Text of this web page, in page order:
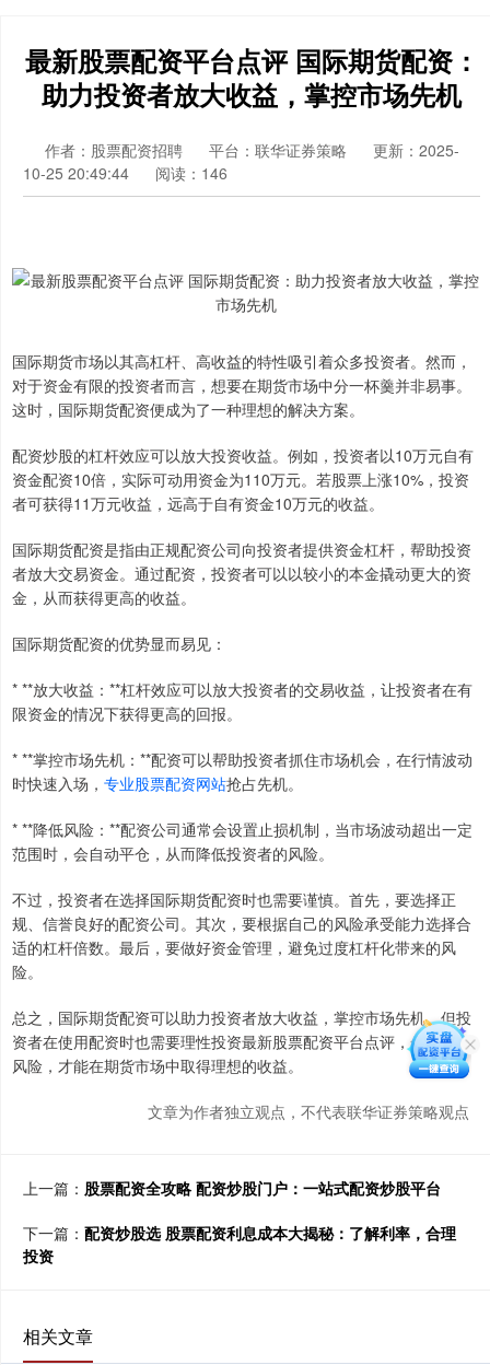
最新股票配资平台点评 国际期货配资：
助力投资者放大收益，掌控市场先机
作者：股票配资招聘 平台：联华证券策略
更新：2025-
10-25 20:49:44
阅读：146
国际期货市场以其高杠杆、高收益的特性吸引着众多投资者。然而，
对于资金有限的投资者而言，想要在期货市场中分一杯羹并非易事。
这时，国际期货配资便成为了一种理想的解决方案。
配资炒股的杠杆效应可以放大投资收益。例如，投资者以10万元自有
资金配资10倍，实际可动用资金为110万元。若股票上涨10%，投资
者可获得11万元收益，远高于自有资金10万元的收益。
国际期货配资是指由正规配资公司向投资者提供资金杠杆，帮助投资
者放大交易资金。通过配资，投资者可以以较小的本金撬动更大的资
金，从而获得更高的收益。
国际期货配资的优势显而易见：
* **放大收益：**杠杆效应可以放大投资者的交易收益，让投资者在有
限资金的情况下获得更高的回报。
* **掌控市场先机：**配资可以帮助投资者抓住市场机会，在行情波动
时快速入场， 专业股票配资网站抢占先机。
* **降低风险：**配资公司通常会设置止损机制，当市场波动超出一定
范围时，会自动平仓，从而降低投资者的风险。
不过，投资者在选择国际期货配资时也需要谨慎。首先，要选择正
规、信誉良好的配资公司。其次，要根据自己的风险承受能力选择合
适的杠杆倍数。最后，要做好资金管理，避免过度杠杆化带来的风
险。
总之，国际期货配资可以助力投资者放大收益，掌控市场先机。但投
资者在使用配资时也需要理性投资最新股票配资平台点评，合理控制
风险，才能在期货市场中取得理想的收益。
文章为作者独立观点，不代表联华证券策略观点
上一篇： 股票配资全攻略 配资炒股门户：一站式配资炒股平台
下一篇： 配资炒股选 股票配资利息成本大揭秘：了解利率，合理
投资
相关文章